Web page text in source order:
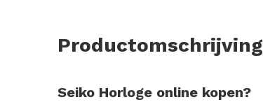
Productomschrijving
Seiko Horloge online kopen?